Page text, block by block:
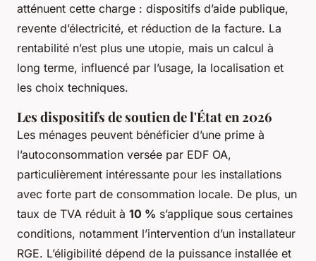
atténuent cette charge : dispositifs d’aide publique,
revente d’électricité, et réduction de la facture. La
rentabilité n’est plus une utopie, mais un calcul à
long terme, influencé par l’usage, la localisation et
les choix techniques.
Les dispositifs de soutien de l'État en 2026
Les ménages peuvent bénéficier d’une prime à
l’autoconsommation versée par EDF OA,
particulièrement intéressante pour les installations
avec forte part de consommation locale. De plus, un
taux de TVA réduit à 10 % s’applique sous certaines
conditions, notamment l’intervention d’un installateur
RGE. L’éligibilité dépend de la puissance installée et